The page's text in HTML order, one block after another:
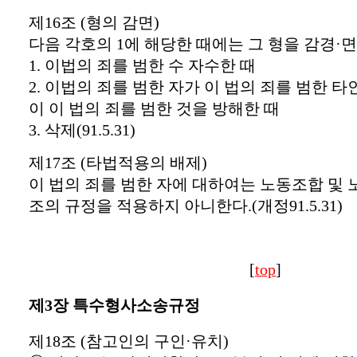
제16조 (형의 감면)
다음 각호의 1에 해당한 때에는 그 형을 감경·
1. 이법의 죄를 범한 수 자수한 때
2. 이법의 죄를 범한 자가 이 법의 죄를 범한 타
이 이 법의 죄를 범한 것을 방해한 때
3. 삭제(91.5.31)
제17조 (타법적용의 배제)
이 법의 죄를 범한 자에 대하여는 노동조합 및
조의 규정을 적용하지 아니한다.(개정91.5.31)
[top]
제3장 특수형사소송규정
제18조 (참고인의 구인·유치)